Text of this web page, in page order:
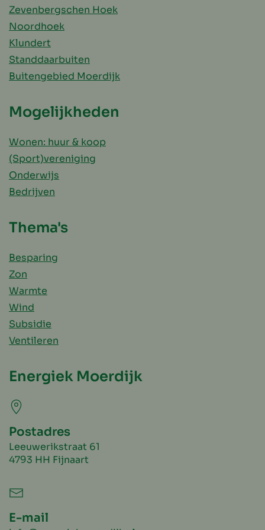
Zevenbergschen Hoek
Noordhoek
Klundert
Standdaarbuiten
Buitengebied Moerdijk
Mogelijkheden
Wonen: huur & koop
(Sport)vereniging
Onderwijs
Bedrijven
Thema's
Besparing
Zon
Warmte
Wind
Subsidie
Ventileren
Energiek Moerdijk
Postadres
Leeuwerikstraat 61
4793 HH Fijnaart
E-mail